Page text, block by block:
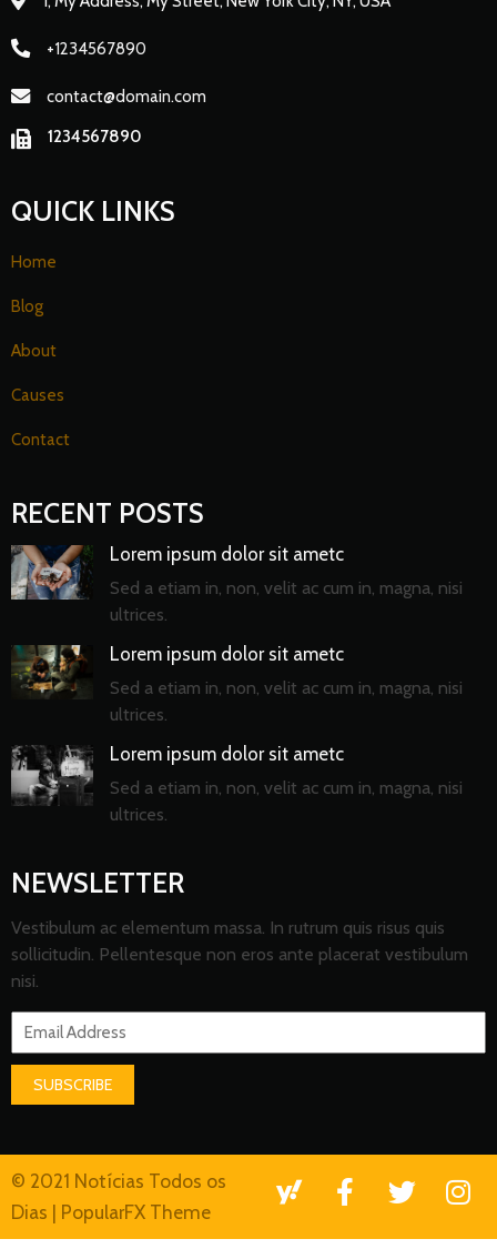
+1234567890
contact@domain.com
1234567890
QUICK LINKS
Home
Blog
About
Causes
Contact
RECENT POSTS
Lorem ipsum dolor sit ametc
Sed a etiam in, non, velit ac cum in, magna, nisi
ultrices.
Lorem ipsum dolor sit ametc
Sed a etiam in, non, velit ac cum in, magna, nisi
ultrices.
Lorem ipsum dolor sit ametc
Sed a etiam in, non, velit ac cum in, magna, nisi
ultrices.
NEWSLETTER
Vestibulum ac elementum massa. In rutrum quis risus quis
sollicitudin. Pellentesque non eros ante placerat vestibulum
nisi.
SUBSCRIBE
© 2021 Notícias Todos os
Dias | PopularFX Theme